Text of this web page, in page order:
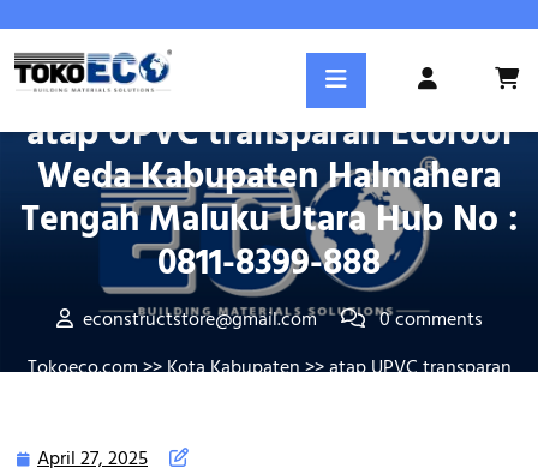
content
Register
Posted On April 27, 2025
atap UPVC transparan Ecoroof
Weda Kabupaten Halmahera
Tengah Maluku Utara Hub No :
0811-8399-888
econstructstore@gmail.com
0 comments
Tokoeco.com>>Kota Kabupaten>> atap UPVC transparan
April 27, 2025 April